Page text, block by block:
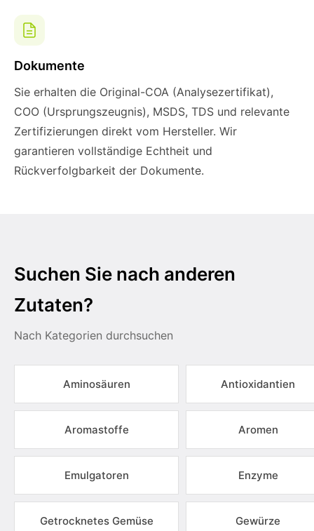
Dokumente
Sie erhalten die Original-COA (Analysezertifikat),
COO (Ursprungszeugnis), MSDS, TDS und relevante
Zertifizierungen direkt vom Hersteller. Wir
garantieren vollständige Echtheit und
Rückverfolgbarkeit der Dokumente.
Suchen Sie nach anderen
Zutaten?
Nach Kategorien durchsuchen
Aminosäuren Antioxidantien
Aromastoffe Aromen
Emulgatoren Enzyme
Getrocknetes Gemüse Gewürze